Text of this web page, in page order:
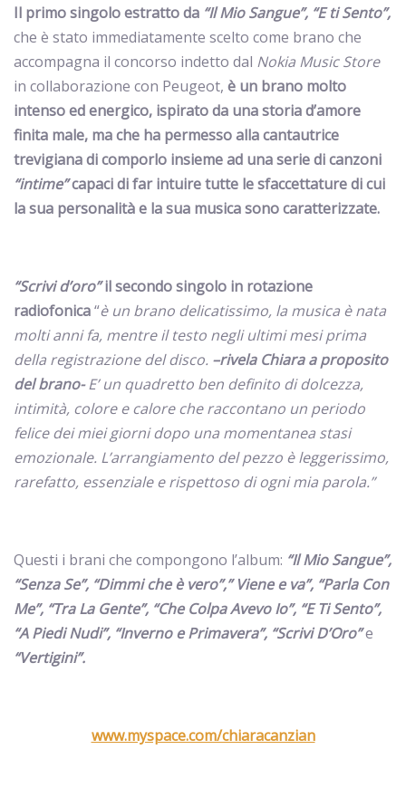
Il primo singolo estratto da “Il Mio Sangue”, “E ti Sento”,
che è stato immediatamente scelto come brano che
accompagna il concorso indetto dal Nokia Music Store
in collaborazione con Peugeot, è un brano molto
intenso ed energico, ispirato da una storia d’amore
finita male, ma che ha permesso alla cantautrice
trevigiana di comporlo insieme ad una serie di canzoni
“intime”capaci di far intuire tutte le sfaccettature di cui
la sua personalità e la sua musica sono caratterizzate.
“Scrivi d’oro”il secondo singolo in rotazione
radiofonica“è un brano delicatissimo, la musica è nata
molti anni fa, mentre il testo negli ultimi mesi prima
della registrazione del disco. –rivela Chiara a proposito
del brano-E’ un quadretto ben definito di dolcezza,
intimità, colore e calore che raccontano un periodo
felice dei miei giorni dopo una momentanea stasi
emozionale. L’arrangiamento del pezzo è leggerissimo,
rarefatto, essenziale e rispettoso di ogni mia parola.”
Questi i brani che compongono l’album: “Il Mio Sangue”,
“Senza Se”, “Dimmi che è vero”,” Viene e va”, “Parla Con
Me”, “Tra La Gente”, “Che Colpa Avevo Io”, “E Ti Sento”,
“A Piedi Nudi”, “Inverno e Primavera”, “Scrivi D’Oro”e
“Vertigini”.
www.myspace.com/chiaracanzian